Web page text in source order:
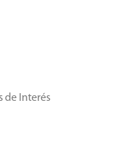
de Interés